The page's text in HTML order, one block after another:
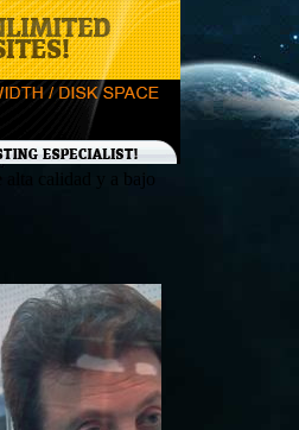
alta calidad y a bajo